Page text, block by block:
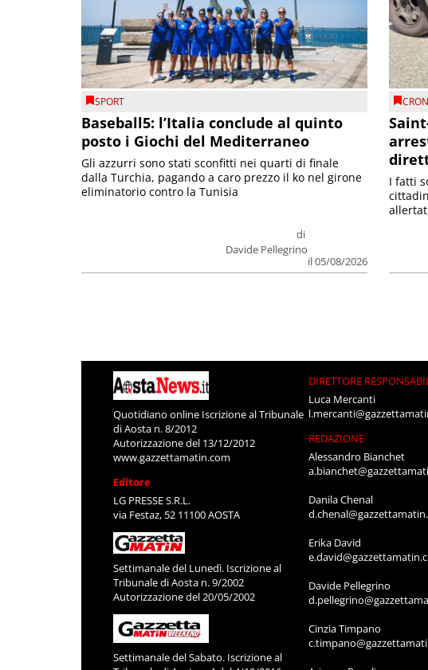
SPORT
Baseball5: l’Italia conclude al quinto
posto i Giochi del Mediterraneo
di
Davide Pellegrino
il 05/08/2026
Gli azzurri sono stati sconfitti nei quarti di finale
dalla Turchia, pagando a caro prezzo il ko nel girone
eliminatorio contro la Tunisia
I fatti
Quotidiano online Iscrizione al Tribunale
di Aosta n. 8/2012
Autorizzazione del 13/12/2012
www.gazzettamatin.com
Editore
LG PRESSE S.R.L.
via Festaz, 52 11100 AOSTA
Settimanale del Lunedì. Iscrizione al
Tribunale di Aosta n. 9/2002
Autorizzazione del 20/05/2002
Settimanale del Sabato. Iscrizione al
DIRETTORE
Luca Mercanti
REDAZIONE
Alessandro Bianchet
Danila Chenal
Erika David
Davide Pellegrino
Cinzia Timpano